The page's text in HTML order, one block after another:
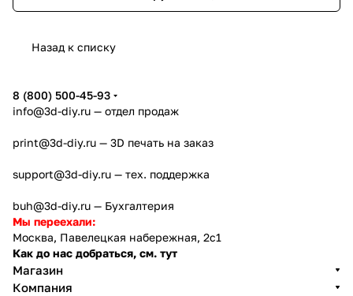
Назад к списку
8 (800) 500-45-93
info@3d-diy.ru — отдел продаж
print@3d-diy.ru — 3D печать на заказ
support@3d-diy.ru — тех. поддержка
buh@3d-diy.ru — Бухгалтерия
Мы переехали:
Москва, Павелецкая набережная, 2с1
Как до нас добраться, см. тут
Магазин
Компания